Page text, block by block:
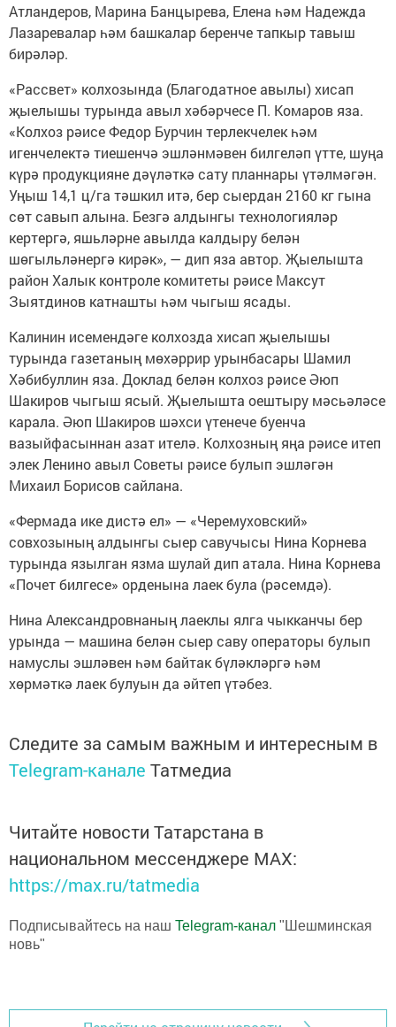
Атландеров, Марина Банцырева, Елена һәм Надежда
Лазаревалар һәм башкалар беренче тапкыр тавыш
бирәләр.
«Рассвет» колхозында (Благодатное авылы) хисап
җыелышы турында авыл хәбәрчесе П. Комаров яза.
«Колхоз рәисе Федор Бурчин терлекчелек һәм
игенчелектә тиешенчә эшләнмәвен билгеләп үтте, шуңа
күрә продукцияне дәүләткә сату планнары үтәлмәгән.
Уңыш 14,1 ц/га тәшкил итә, бер сыердан 2160 кг гына
сөт савып алына. Безгә алдынгы технологияләр
кертергә, яшьләрне авылда калдыру белән
шөгыльләнергә кирәк», — дип яза автор. Җыелышта
район Халык контроле комитеты рәисе Максут
Зыятдинов катнашты һәм чыгыш ясады.
Калинин исемендәге колхозда хисап җыелышы
турында газетаның мөхәррир урынбасары Шамил
Хәбибуллин яза. Доклад белән колхоз рәисе Әюп
Шакиров чыгыш ясый. Җыелышта оештыру мәсьәләсе
карала. Әюп Шакиров шәхси үтенече буенча
вазыйфасыннан азат ителә. Колхозның яңа рәисе итеп
элек Ленино авыл Советы рәисе булып эшләгән
Михаил Борисов сайлана.
«Фермада ике дистә ел» — «Черемуховский»
совхозының алдынгы сыер савучысы Нина Корнева
турында язылган язма шулай дип атала. Нина Корнева
«Почет билгесе» орденына лаек була (рәсемдә).
Нина Александровнаның лаеклы ялга чыкканчы бер
урында — машина белән сыер саву операторы булып
намуслы эшләвен һәм байтак бүләкләргә һәм
хөрмәткә лаек булуын да әйтеп үтәбез.
Следите за самым важным и интересным в
Telegram-канале Татмедиа
Читайте новости Татарстана в
национальном мессенджере MАХ:
https://max.ru/tatmedia
Подписывайтесь на наш Telegram-канал "Шешминская
новь"